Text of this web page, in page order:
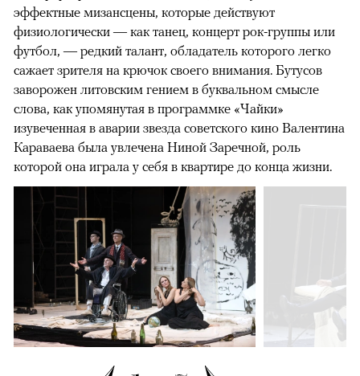
эффектные мизансцены, которые действуют
физиологически — как танец, концерт рок-группы или
футбол, — редкий талант, обладатель которого легко
сажает зрителя на крючок своего внимания. Бутусов
заворожен литовским гением в буквальном смысле
слова, как упомянутая в программке «Чайки»
изувеченная в аварии звезда советского кино Валентина
Караваева была увлечена Ниной Заречной, роль
которой она играла у себя в квартире до конца жизни.